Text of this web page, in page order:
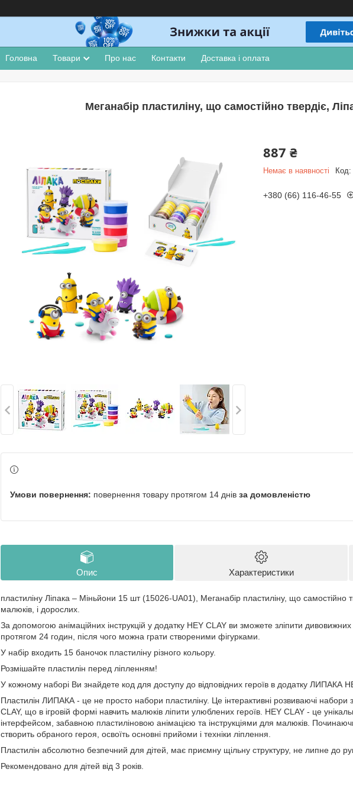
Головна Товари Про нас Контакти Доставка і оплата
Меганабір пластиліну, що самостійно твердіє,
887 ₴
Немає в наявності Код:
+380 (66) 116-46-55
повернення товару протягом 14 днів за домовленістю
Опис Характеристики
пластиліну Ліпака – Міньйони 15 шт (15026-UA01), Меганабір пластиліну, що
малюків, і дорослих.
За допомогою анімаційних інструкцій у додатку HEY CLAY ви зможете зліпити дивовижних
протягом 24 годин, після чого можна грати створеними фігурками.
У набір входить 15 баночок пластиліну різного кольору.
Розмішайте пластилін перед ліпленням!
У кожному наборі Ви знайдете код для доступу до відповідних героїв в додатку ЛИПАКА
Пластилін ЛИПАКА - це не просто набори пластиліну. Це інтерактивні розвиваючі
CLAY, що в ігровій формі навчить малюків ліпити улюблених героїв. HEY CLAY - це
інтерфейсом, забавною пластиліновою анімацією та інструкціями для малюків.
створить обраного героя, освоїть основні прийоми і техніки ліплення.
Пластилін абсолютно безпечний для дітей, має приємну щільну структуру, не липне до
Рекомендовано для дітей від 3 років.